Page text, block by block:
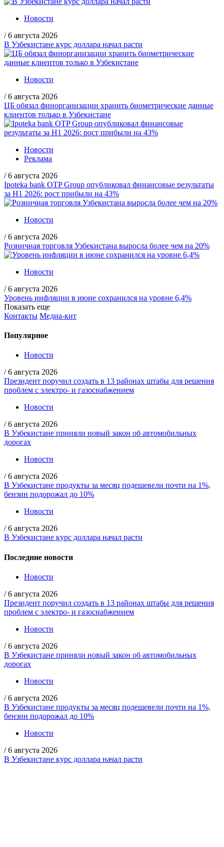
Новости
/ 6 августа 2026
В Узбекистане курс доллара начал расти
Новости
/ 6 августа 2026
ЦБ обязал финорганизации хранить биометрические данные
клиентов только в Узбекистане
Новости
Реклама
/ 6 августа 2026
Ipoteka bank OTP Group опубликовал финансовые результаты
за H1 2026: рост прибыли на 43%
Новости
/ 6 августа 2026
Розничная торговля Узбекистана выросла более чем на 20%
Новости
/ 6 августа 2026
Уровень инфляции в июне сохранился на уровне 6,4%
Показать еще
Контакты Медиа-кит
Популярное
Новости
/ 6 августа 2026
Президент поручил создать в 13 районах штабы для решения
проблем с электро- и газоснабжением
Новости
/ 6 августа 2026
В Узбекистане приняли новый закон об автомобильных
дорогах
Новости
/ 6 августа 2026
В Узбекистане продукты за месяц подешевели почти на 1%,
бензин подорожал до 10%
Новости
/ 6 августа 2026
В Узбекистане курс доллара начал расти
Последние новости
Новости
/ 6 августа 2026
Президент поручил создать в 13 районах штабы для решения
проблем с электро- и газоснабжением
Новости
/ 6 августа 2026
В Узбекистане приняли новый закон об автомобильных
дорогах
Новости
/ 6 августа 2026
В Узбекистане продукты за месяц подешевели почти на 1%,
бензин подорожал до 10%
Новости
/ 6 августа 2026
В Узбекистане курс доллара начал расти